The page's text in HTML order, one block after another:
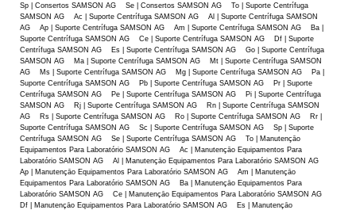
Sp | Consertos SAMSON AG Se | Consertos SAMSON AG To | Suporte Centrífuga
SAMSON AG Ac | Suporte Centrífuga SAMSON AG Al | Suporte Centrífuga SAMSON
AG Ap | Suporte Centrífuga SAMSON AG Am | Suporte Centrífuga SAMSON AG Ba |
Suporte Centrífuga SAMSON AG Ce | Suporte Centrífuga SAMSON AG Df | Suporte
Centrífuga SAMSON AG Es | Suporte Centrífuga SAMSON AG Go | Suporte Centrífuga
SAMSON AG Ma | Suporte Centrífuga SAMSON AG Mt | Suporte Centrífuga SAMSON
AG Ms | Suporte Centrífuga SAMSON AG Mg | Suporte Centrífuga SAMSON AG Pa |
Suporte Centrífuga SAMSON AG Pb | Suporte Centrífuga SAMSON AG Pr | Suporte
Centrífuga SAMSON AG Pe | Suporte Centrífuga SAMSON AG Pi | Suporte Centrífuga
SAMSON AG Rj | Suporte Centrífuga SAMSON AG Rn | Suporte Centrífuga SAMSON
AG Rs | Suporte Centrífuga SAMSON AG Ro | Suporte Centrífuga SAMSON AG Rr |
Suporte Centrífuga SAMSON AG Sc | Suporte Centrífuga SAMSON AG Sp | Suporte
Centrífuga SAMSON AG Se | Suporte Centrífuga SAMSON AG To | Manutençāo
Equipamentos Para Laboratório SAMSON AG Ac | Manutençāo Equipamentos Para
Laboratório SAMSON AG Al | Manutençāo Equipamentos Para Laboratório SAMSON AG
Ap | Manutençāo Equipamentos Para Laboratório SAMSON AG Am | Manutençāo
Equipamentos Para Laboratório SAMSON AG Ba | Manutençāo Equipamentos Para
Laboratório SAMSON AG Ce | Manutençāo Equipamentos Para Laboratório SAMSON AG
Df | Manutençāo Equipamentos Para Laboratório SAMSON AG Es | Manutençāo